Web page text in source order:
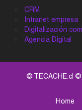
CRM
Intranet empresa
Digitalización
Agencia Digital
© TECACHE.cl
Home